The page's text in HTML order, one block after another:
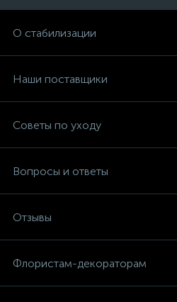
О стабилизации
Наши поставщики
Советы по уходу
Вопросы и ответы
Отзывы
Флористам-декораторам